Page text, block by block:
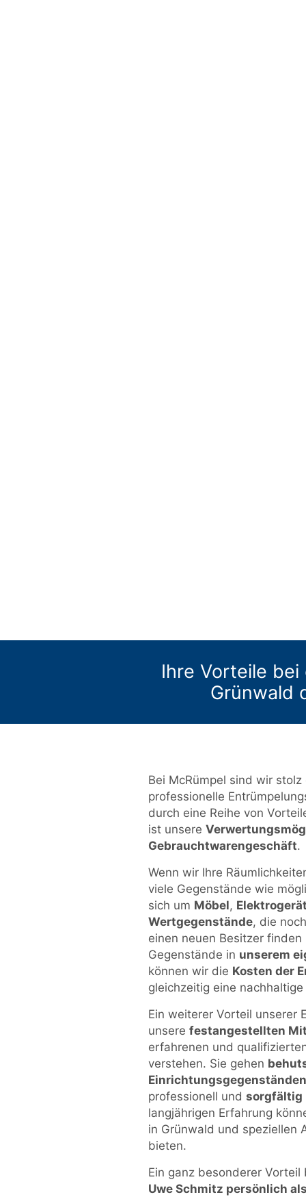
Ihre Vorteile
Grünwald
Bei McRümpel sind wir
professionelle
durch eine Reihe von
ist unsere
Gebrauchtwarengeschäft.
Wenn wir Ihre
viele Gegenstände wie
sich um Möbel,
Wertgegenstände, die
einen neuen Besitzer
Gegenstände in unserem
können wir die Kosten der
gleichzeitig eine
Ein weiterer Vorteil unserer
unsere festangestellten
erfahrenen und
verstehen. Sie gehen
professionell und sorgfältig
langjährigen Erfahrung
in Grünwald und speziellen
bieten.
Ein ganz besonderer
Uwe Schmitz persönlich